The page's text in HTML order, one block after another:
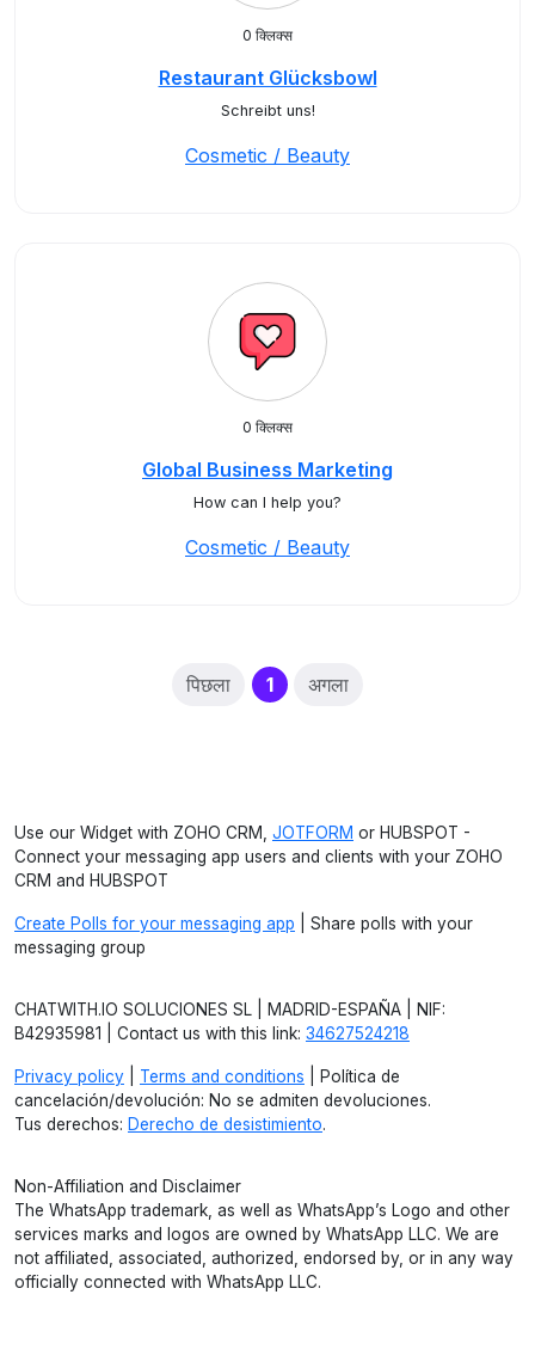
0 क्लिक्स
Restaurant Glücksbowl
Schreibt uns!
Cosmetic / Beauty
0 क्लिक्स
Global Business Marketing
How can I help you?
Cosmetic / Beauty
पिछला 1(current)
अगला
Use our Widget with ZOHO CRM, JOTFORM or HUBSPOT -
Connect your messaging app users and clients with your ZOHO
CRM and HUBSPOT
Create Polls for your messaging app | Share polls with your
messaging group
CHATWITH.IO SOLUCIONES SL | MADRID-ESPAÑA | NIF:
B42935981 | Contact us with this link: 34627524218
Privacy policy Terms and conditions | Política de
cancelación/devolución: No se admiten devoluciones.
Tus derechos: Derecho de desistimiento.
Non-Affiliation and Disclaimer
The WhatsApp trademark, as well as WhatsApp’s Logo and other
services marks and logos are owned by WhatsApp LLC. We are
not affiliated, associated, authorized, endorsed by, or in any way
officially connected with WhatsApp LLC.